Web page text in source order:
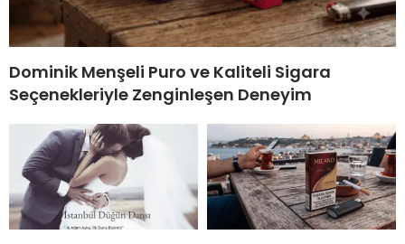
Dominik Menşeli Puro ve Kaliteli Sigara
Seçenekleriyle Zenginleşen Deneyim